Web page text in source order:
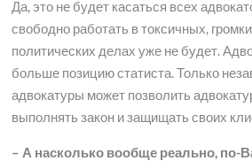
Да, это не будет касаться всех
свободно работать в токсичных,
политических делах уже не будет.
больше позицию статиста. Только
адвокатуры может позволить
выполнять закон и защищать своих
– А насколько вообще реально, по-